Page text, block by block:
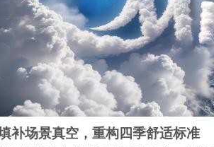
补场景真空，重构四季舒适标准